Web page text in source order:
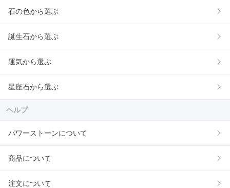
石の色から選ぶ
誕生石から選ぶ
運気から選ぶ
星座石から選ぶ
ヘルプ
パワーストーンについて
商品について
注文について